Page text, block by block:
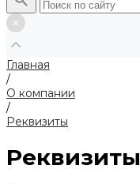
Главная
/
О компании
/
Реквизиты
Реквизиты